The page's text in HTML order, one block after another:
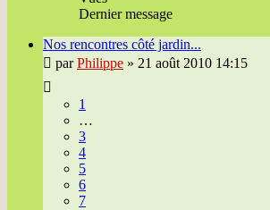
Dernier message
Nos rencontres côté jardin...
parPhilippe » 21 août 2010 14:15
1
…
3
4
5
6
7